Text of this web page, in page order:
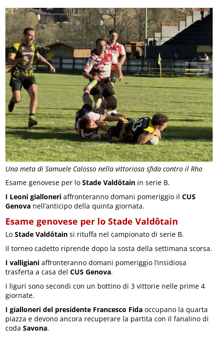
Una meta di Samuele Calosso nella vittoriosa sfida contro il Rho
Esame genovese per loStade Valdôtain in serie B.
I Leoni gialloneri affronteranno domani pomeriggio ilCUS
Genova nell’anticipo della quinta giornata.
Esame genovese per lo Stade Valdôtain
LoStade Valdôtain si rituffa nel campionato di serie B.
Il torneo cadetto riprende dopo la sosta della settimana scorsa.
I valligiani affronteranno domani pomeriggio l’insidiosa
trasferta a casa delCUS Genova.
I liguri sono secondi con un bottino di 3 vittorie nelle prime 4
giornate.
I gialloneri del presidente Francesco Fida occupano la quarta
piazza e devono ancora recuperare la partita con il fanalino di
codaSavona.